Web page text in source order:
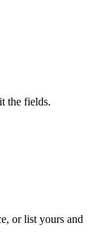
the fields.
or list yours and